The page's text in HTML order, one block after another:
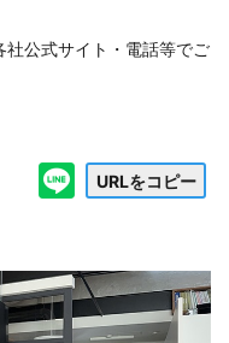
公式サイト・電話等でご
URLをコピー